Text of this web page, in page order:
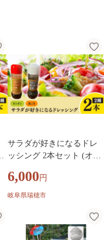
サラダが好きになるドレ
ッシング 2本セット (オニ
6,000 円
岐阜県瑞穂市